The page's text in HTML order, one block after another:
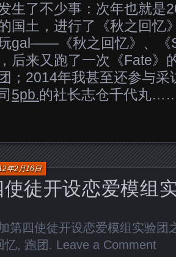
生了不少事：次年也就是
国土，进行了《秋之回忆
gal——《秋之回忆》、《
后来又跑了一次《Fate》
；2014年我甚至还参与
5pb.的社长志仓千代丸
徒开设恋爱模组
年2月16日
第四使徒开设恋爱模组实验团
忆, 跑团 . Leave a Comment